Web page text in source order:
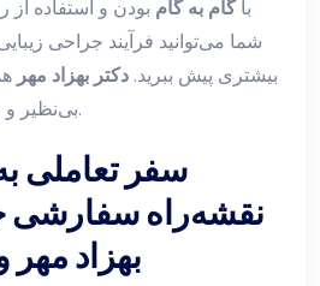
باگام به گام بودن و استفاده از
شما می‌توانید فرآیند جراحی
بیشتری پیش ببرید. دکتر بهزاد مهر
بی‌نظیر و رضایت‌بخش دست یابید.
سفر تعاملی
نقشه‌راه سفارشی
بهزاد مهر